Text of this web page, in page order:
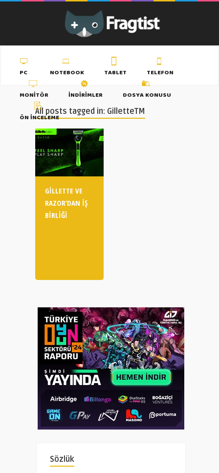
PC NOTEBOOK TABLET
TELEFON
MONITÖR
İNDIRIMLER
DOSYA KONUSU
ÖN İNCELEME
All posts tagged in: GilletteTM
GILLETTE VE
RAZOR’DAN İŞ
BIRLIĞI
Sözlük